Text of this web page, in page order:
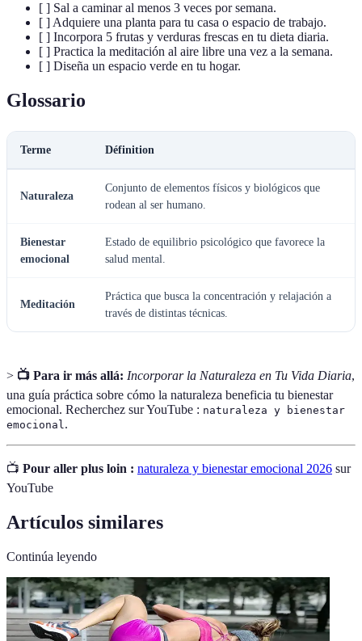
[ ] Sal a caminar al menos 3 veces por semana.
[ ] Adquiere una planta para tu casa o espacio de trabajo.
[ ] Incorpora 5 frutas y verduras frescas en tu dieta diaria.
[ ] Practica la meditación al aire libre una vez a la semana.
[ ] Diseña un espacio verde en tu hogar.
Glossario
Terme Définition
Naturaleza
Conjunto de elementos físicos y biológicos que
rodean al ser humano.
Bienestar
emocional
Estado de equilibrio psicológico que favorece la
salud mental.
Meditación
Práctica que busca la concentración y relajación a
través de distintas técnicas.
> 📺 Para ir más allá: Incorporar la Naturaleza en Tu Vida Diaria,
una guía práctica sobre cómo la naturaleza beneficia tu bienestar
emocional. Recherchez sur YouTube : naturaleza y bienestar
emocional.
📺 Pour aller plus loin : naturaleza y bienestar emocional 2026 sur
YouTube
Artículos similares
Continúa leyendo